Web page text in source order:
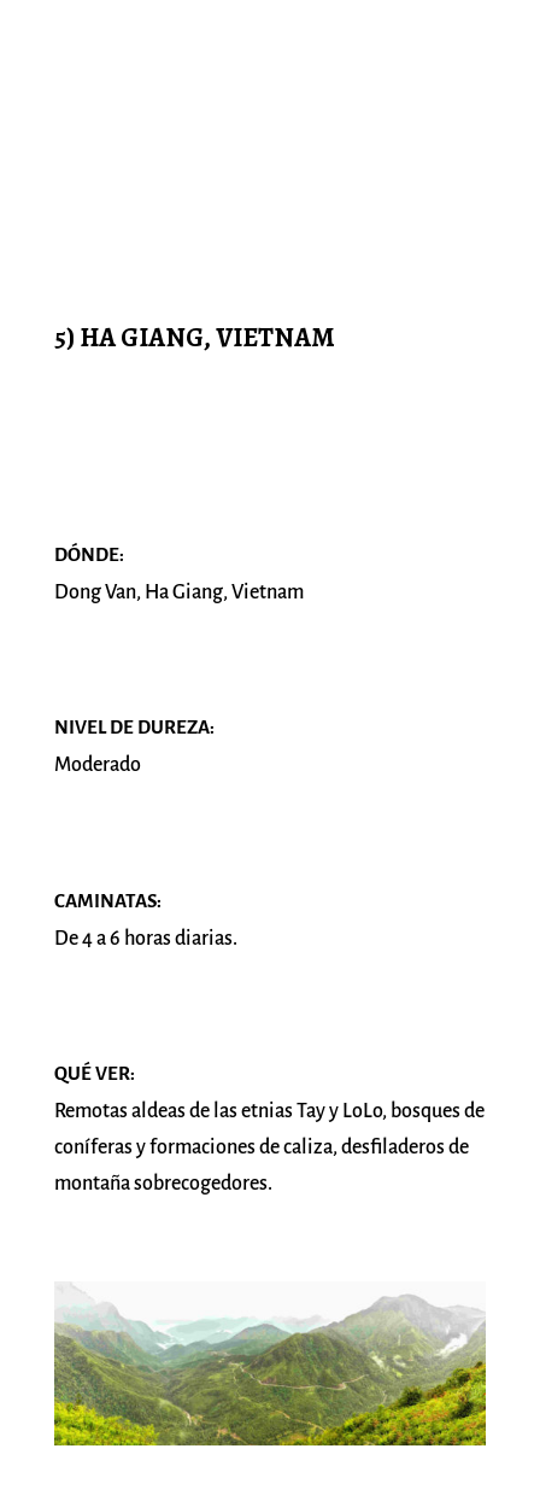
5) HA GIANG, VIETNAM
DÓNDE:
Dong Van, Ha Giang, Vietnam
NIVEL DE DUREZA:
Moderado
CAMINATAS:
De 4 a 6 horas diarias.
QUÉ VER:
Remotas aldeas de las etnias Tay y LoLo, bosques de
coníferas y formaciones de caliza, desfiladeros de
montaña sobrecogedores.